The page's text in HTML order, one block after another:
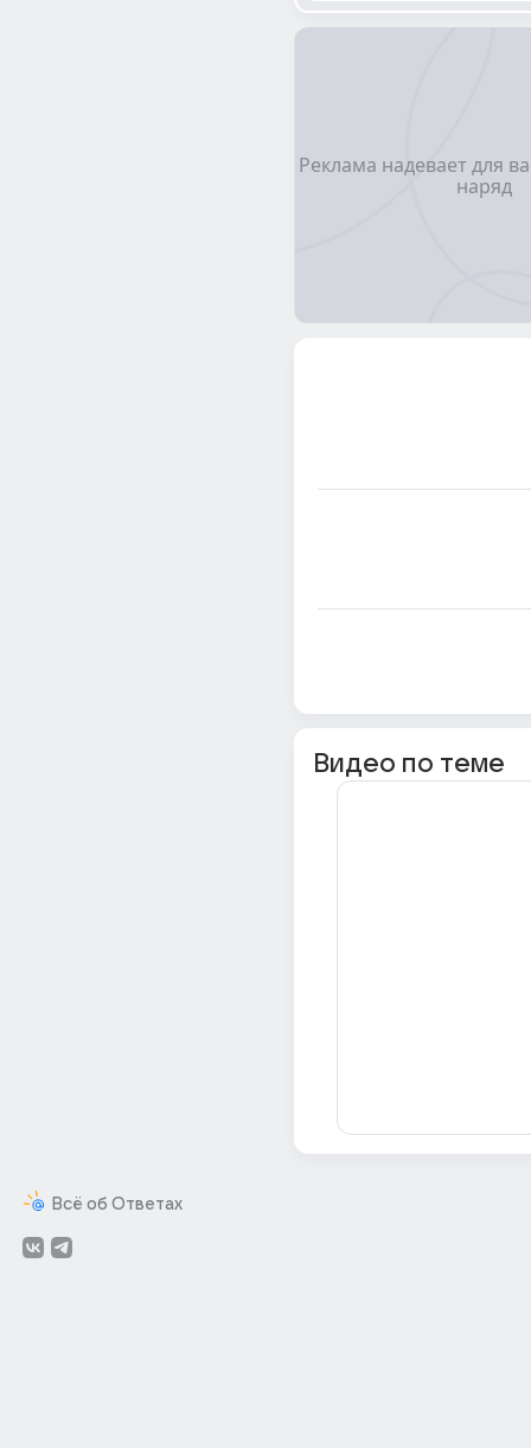
Всё об Ответах
Видео по теме